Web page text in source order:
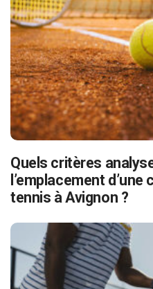
Quels critères
l’emplacement
tennis à Avignon ?